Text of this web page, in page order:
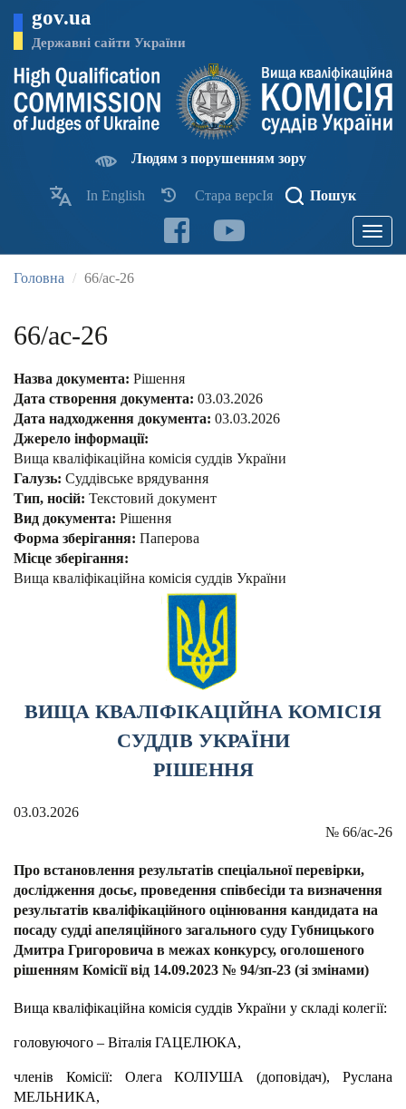
основного
матеріалу
gov.ua
Державні сайти України
Людям з порушенням зору
In English Стара версІя Пошук
Toggle
Головна 66/ас-26
66/ас-26
Назва документа: Рішення
Дата створення документа: 03.03.2026
Дата надходження документа: 03.03.2026
Джерело інформації:
Вища кваліфікаційна комісія суддів України
Галузь: Суддівське врядування
Тип, носій: Текстовий документ
Вид документа: Рішення
Форма зберігання: Паперова
Місце зберігання:
Вища кваліфікаційна комісія суддів України
ВИЩА КВАЛІФІКАЦІЙНА КОМІСІЯ
СУДДІВ УКРАЇНИ
РІШЕННЯ
03.03.2026
№ 66/ас-26
Про встановлення результатів спеціальної перевірки,
дослідження досьє, проведення співбесіди та визначення
результатів кваліфікаційного оцінювання кандидата на
посаду судді апеляційного загального суду Губницького
Дмитра Григоровича в межах конкурсу, оголошеного
рішенням Комісії від 14.09.2023 № 94/зп-23 (зі змінами)
Вища кваліфікаційна комісія суддів України у складі колегії:
головуючого – Віталія ГАЦЕЛЮКА,
членів Комісії: Олега КОЛІУША (доповідач), Руслана
МЕЛЬНИКА,